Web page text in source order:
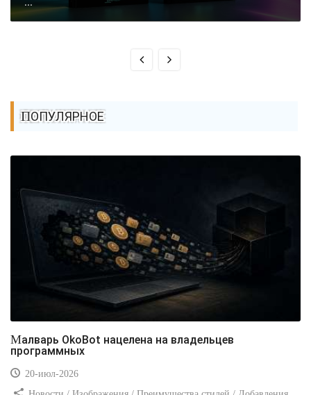
ПОПУЛЯРНОЕ
Малварь OkoBot нацелена на владельцев
программных
20-июл-2026